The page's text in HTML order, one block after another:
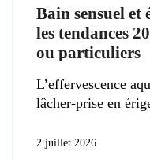
Bain sensuel et
les tendances
ou particuliers
L’effervescence
lâcher-prise en
2 juillet 2026